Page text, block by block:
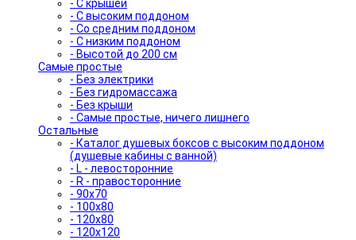
- С крышей
- С высоким поддоном
- Со средним поддоном
- С низким поддоном
- Высотой до 200 см
Самые простые
- Без электрики
- Без гидромассажа
- Без крыши
- Самые простые, ничего лишнего
Остальные
- Каталог душевых боксов с высоким поддоном
(душевые кабины с ванной)
- L - левосторонние
- R - правосторонние
- 90x70
- 100x80
- 120x80
- 120x120